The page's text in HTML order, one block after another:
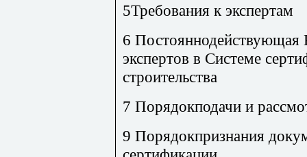
5Требования к экспертам
6 Постояннодействующая
экспертов в Системе
строительства
7 Порядокподачи и
9 Порядокпризнания